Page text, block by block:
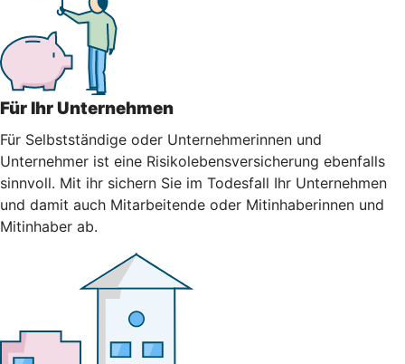
Für Ihr Unternehmen
Für Selbstständige oder Unternehmerinnen und
Unternehmer ist eine Risikolebensversicherung ebenfalls
sinnvoll. Mit ihr sichern Sie im Todesfall Ihr Unternehmen
und damit auch Mitarbeitende oder Mitinhaberinnen und
Mitinhaber ab.